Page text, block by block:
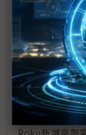
東捷科技於
案
擁抱AI 三星顯
蘋果按下暫停
連11年稱霸全